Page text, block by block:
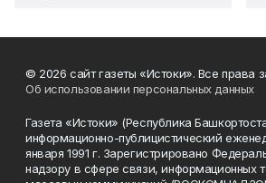
© 2026 сайт газеты «Истоки». Все права
Об использовании персональных данных
Газета «Истоки» (Республика
информационно-публицистический
января 1991 г. Зарегистрировано
надзору в сфере связи, информационных